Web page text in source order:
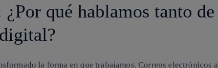
qué hablamos tanto de
la forma en que trabajamos. Correos electrónicos a